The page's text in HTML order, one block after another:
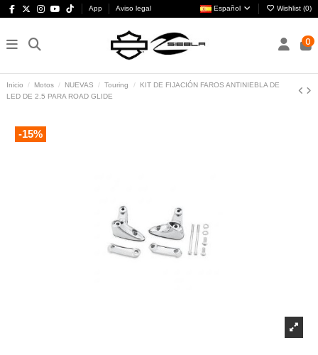
App Aviso legal Español Wishlist (0)
0
Inicio Motos NUEVAS Touring
KIT DE FIJACIÓN FAROS ANTINIEBLA DE
LED DE 2.5 PARA ROAD GLIDE
-15%